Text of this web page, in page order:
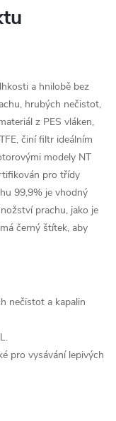
a hnilobě bez
hrubých nečistot,
z PES vláken,
činí filtr ideálním
modely NT
pro třídy
99,9% je vhodný
prachu, jako je
černý štítek, aby
nečistot a kapalin
pro vysávání lepivých